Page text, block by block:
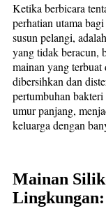
Ketika berbicara
perhatian utama
susun pelangi,
yang tidak beracun,
mainan yang
dibersihkan dan
pertumbuhan
umur panjang,
keluarga dengan
Mainan
Lingkungan: